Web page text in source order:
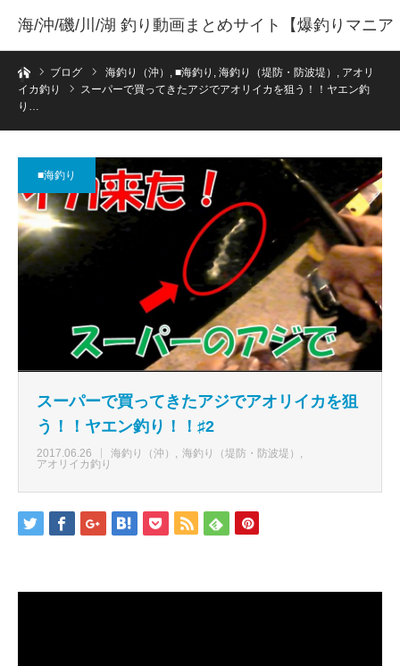
海/沖/磯/川/湖 釣り動画まとめサイト【爆釣りマニア
】ホームブログ 海釣り（沖） , ■海釣り , 海釣り（堤防・防波堤） , アオリ
イカ釣り
スーパーで買ってきたアジでアオリイカを狙う！！ヤエン釣
り…
■海釣り
スーパーで買ってきたアジでアオリイカを狙
う！！ヤエン釣り！！♯2
2017.06.26 海釣り（沖）
海釣り（堤防・防波堤）
アオリイカ釣り